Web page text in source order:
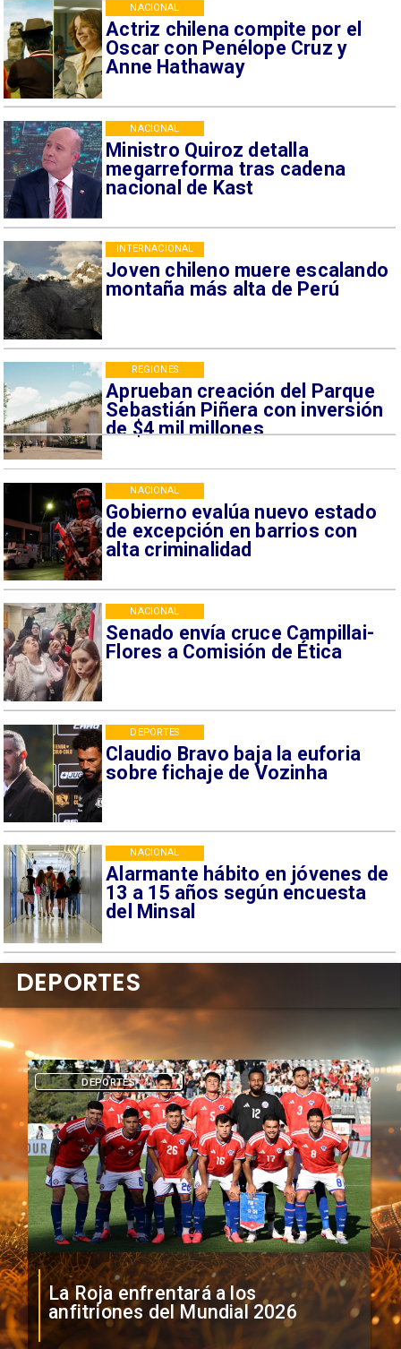
Actriz chilena compite por el
Oscar con Penélope Cruz y
Anne Hathaway
NACIONAL
Ministro Quiroz detalla
megarreforma tras cadena
nacional de Kast
NACIONAL
Joven chileno muere escalando
montaña más alta de Perú
INTERNACIONAL
Aprueban creación del Parque
Sebastián Piñera con inversión
de $4 mil millones
REGIONES
Gobierno evalúa nuevo estado
de excepción en barrios con
alta criminalidad
NACIONAL
Senado envía cruce Campillai-
Flores a Comisión de Ética
NACIONAL
Claudio Bravo baja la euforia
sobre fichaje de Vozinha
DEPORTES
Alarmante hábito en jóvenes de
13 a 15 años según encuesta
del Minsal
NACIONAL
La Roja enfrentará a los
anfitriones del Mundial 2026
DEPORTES
DEPORTES